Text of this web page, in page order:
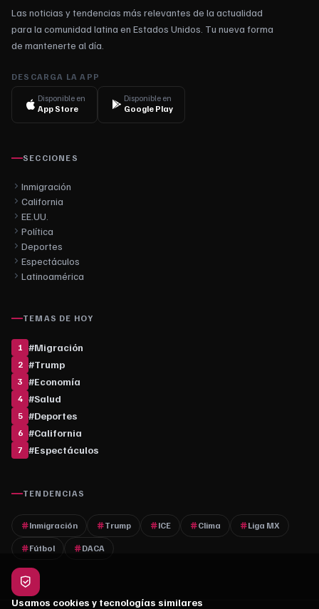
Las noticias y tendencias más relevantes de la actualidad
para la comunidad latina en Estados Unidos. Tu nueva forma
de mantenerte al día.
DESCARGA LA APP
Disponible en
App Store
Disponible en
Google Play
SECCIONES
Inmigración
California
EE.UU.
Política
Deportes
Espectáculos
Latinoamérica
TEMAS DE HOY
1 #Migración
2 #Trump
3 #Economía
4 #Salud
5 #Deportes
6 #California
7 #Espectáculos
TENDENCIAS
Inmigración Trump ICE Clima Liga MX
Fútbol DACA
Usamos cookies y tecnologías similares